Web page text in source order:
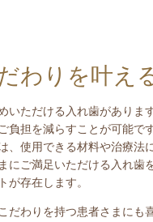
わりを叶え
いただける入れ歯がありま
負担を減らすことが可能で
、使用できる材料や治療法
にご満足いただける入れ歯
が存在します。
だわりを持つ患者さまにも